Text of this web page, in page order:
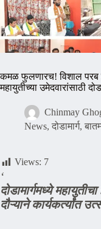
कमळ फुलणारच! विशाल परब
महायुतीच्या उमेदवारांसाठी
Chinmay
News, दोडामार्ग,
Views: 7
‘
दोडामार्गमध्ये
दौऱ्याने कार्यकर्त्यांत